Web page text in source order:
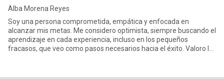
Alba Morena Reyes
Soy una persona comprometida, empática y enfocada en
alcanzar mis metas. Me considero optimista, siempre buscando el
aprendizaje en cada experiencia, incluso en los pequeños
fracasos, que veo como pasos necesarios hacia el éxito. Valoro la